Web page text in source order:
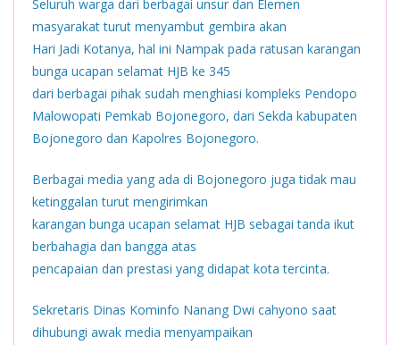
Seluruh warga dari berbagai unsur dan Elemen
masyarakat turut menyambut gembira akan
Hari Jadi Kotanya, hal ini Nampak pada ratusan karangan
bunga ucapan selamat HJB ke 345
dari berbagai pihak sudah menghiasi kompleks Pendopo
Malowopati Pemkab Bojonegoro, dari Sekda kabupaten
Bojonegoro dan Kapolres Bojonegoro.
Berbagai media yang ada di Bojonegoro juga tidak mau
ketinggalan turut mengirimkan
karangan bunga ucapan selamat HJB sebagai tanda ikut
berbahagia dan bangga atas
pencapaian dan prestasi yang didapat kota tercinta.
Sekretaris Dinas Kominfo Nanang Dwi cahyono saat
dihubungi awak media menyampaikan